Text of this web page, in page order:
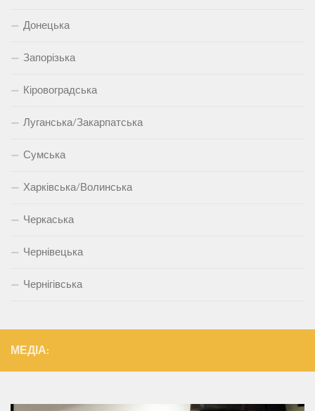
Донецька
Запорізька
Кіровоградська
Луганська/Закарпатська
Сумська
Харківська/Волинська
Черкаська
Чернівецька
Чернігівська
МЕДІА: